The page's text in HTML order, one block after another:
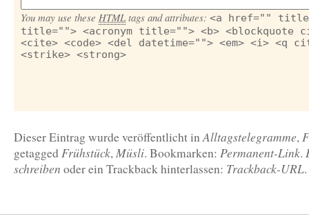
You may use these HTML tags and attributes: <a href=""
title=""> <acronym title=""> <b> <blockquote
<cite> <code> <del datetime=""> <em> <i> <q
<strike> <strong>
Dieser Eintrag wurde veröffentlicht inAlltagstelegramme,
getagged Frühstück,Müsli. Bookmarken: Permanent-Link.
schreiben oder ein Trackback hinterlassen: Trackback-URL.